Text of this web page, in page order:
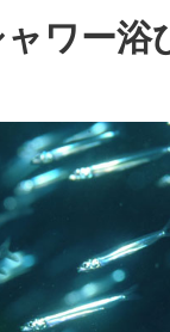
ワー浴